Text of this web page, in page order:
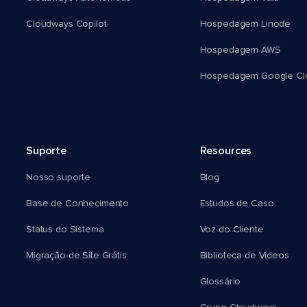
Cloudways Copilot Hospedagem Linode
Hospedagem AWS
Hospedagem Google
Suporte
Nosso suporte
Base de Conhecimento
Status do Sistema
Migração de Site Grátis
Resources
Blog
Estudos de Caso
Voz do Cliente
Biblioteca de Vídeos
Glossário